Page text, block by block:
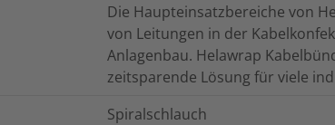
Die Haupteinsatzbereiche von
von Leitungen in der
Anlagenbau. Helawrap
zeitsparende Lösung für viele
Spiralschlauch